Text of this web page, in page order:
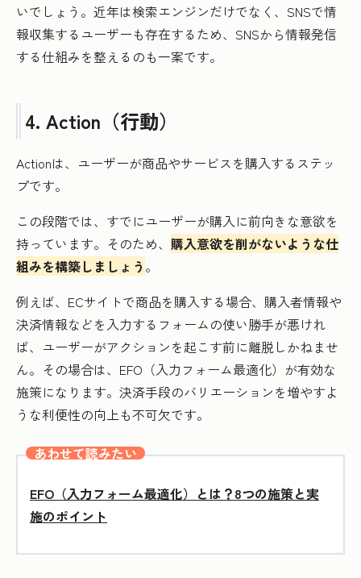
いでしょう。近年は検索エンジンだけでなく、SNSで情
報収集するユーザーも存在するため、SNSから情報発信
する仕組みを整えるのも一案です。
4. Action（行動）
Actionは、ユーザーが商品やサービスを購入するステッ
プです。
この段階では、すでにユーザーが購入に前向きな意欲を
持っています。そのため、 購入意欲を削がないような仕
組みを構築しましょう 。
例えば、ECサイトで商品を購入する場合、購入者情報や
決済情報などを入力するフォームの使い勝手が悪けれ
ば、ユーザーがアクションを起こす前に離脱しかねませ
ん。その場合は、EFO（入力フォーム最適化）が有効な
施策になります。決済手段のバリエーションを増やすよ
うな利便性の向上も不可欠です。
あわせて読みたい
EFO（入力フォーム最適化）とは？8つの施策と実
施のポイント